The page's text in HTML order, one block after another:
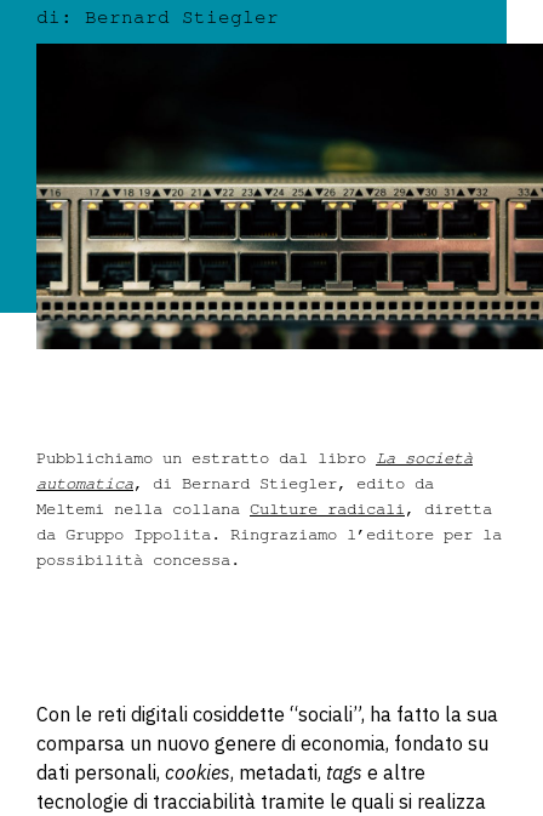
Dove siamo
MAAU
di: Bernard Stiegler
Pubblichiamo un estratto dal libro La società
automatica, di Bernard Stiegler, edito da
Meltemi nella collana Culture radicali, diretta
da Gruppo Ippolita. Ringraziamo l’editore per la
possibilità concessa.
Con le reti digitali cosiddette “sociali”, ha fatto la sua
comparsa un nuovo genere di economia, fondato su
dati personali, cookies, metadati, tags e altre
tecnologie di tracciabilità tramite le quali si realizza